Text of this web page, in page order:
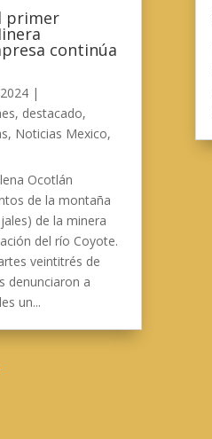
primer
continúa
|
, destacado,
, Noticias Mexico,
Ocotlán
de la montaña
de la minera
del río Coyote.
veintitrés de
denunciaron a
un...